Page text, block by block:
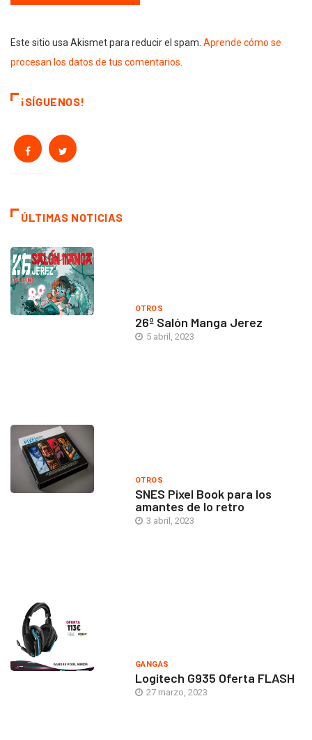
Este sitio usa Akismet para reducir el spam. Aprende cómo se
procesan los datos de tus comentarios
¡SÍGUENOS!
ÚLTIMAS NOTICIAS
OTROS
26º Salón Manga Jerez
5 abril, 2023
OTROS
SNES Pixel Book para los
amantes de lo retro
3 abril, 2023
GANGAS
Logitech G935 Oferta FLASH
27 marzo, 2023